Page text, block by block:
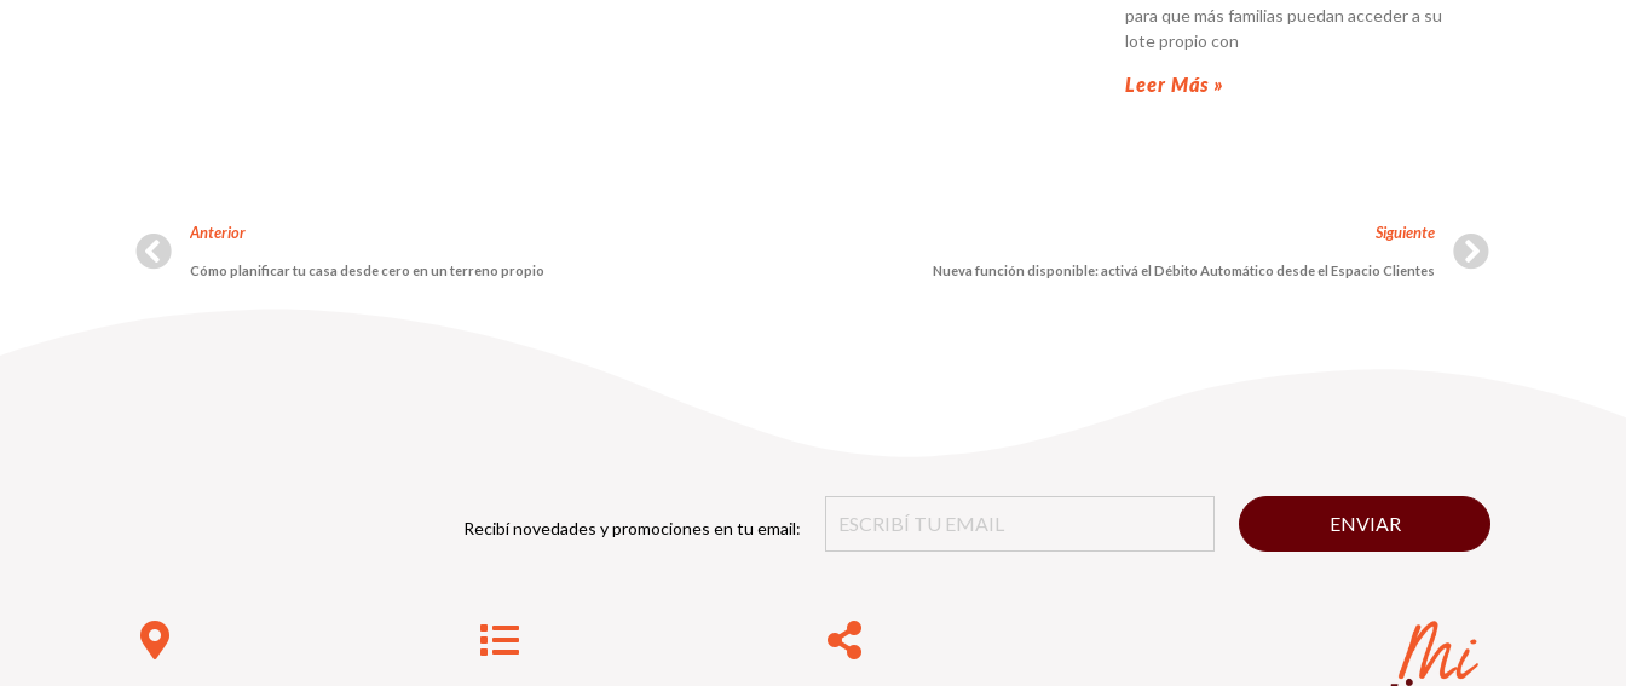
para que más familias puedan acceder a su
lote propio con
Leer Más »
Anterior
Cómo planificar tu casa desde cero en un terreno propio
Siguiente
Nueva función disponible: activá el Débito Automático desde el Espacio Clientes
Recibí novedades y promociones en tu email: ENVIAR